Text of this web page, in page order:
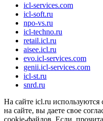
icl-services.com
icl-soft.ru
npo-vs.ru
icl-techno.ru
retail.icl.ru
aisee.icl.ru
evo.icl-services.com
genii.icl-services.com
icl-st.ru
snrd.ru
На сайте icl.ru
на сайте, вы даете свое
cookie-файлов. Если,